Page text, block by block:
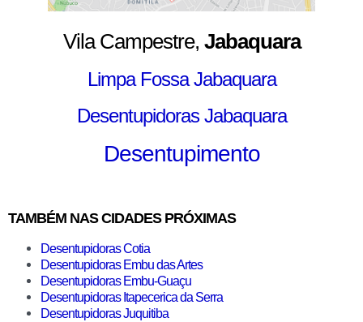
Vila Campestre, Jabaquara
Limpa Fossa Jabaquara
Desentupidoras Jabaquara
Desentupimento
TAMBÉM NAS CIDADES PRÓXIMAS
Desentupidoras Cotia
Desentupidoras Embu das Artes
Desentupidoras Embu-Guaçu
Desentupidoras Itapecerica da Serra
Desentupidoras Juquitiba